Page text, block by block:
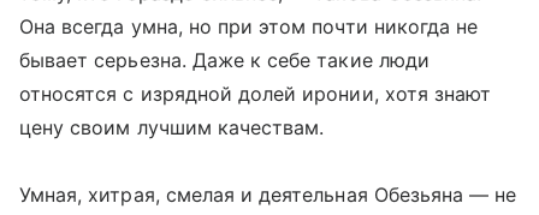
Она всегда умна, но при этом почти никогда не
бывает серьезна. Даже к себе такие люди
относятся с изрядной долей иронии, хотя знают
цену своим лучшим качествам.
Умная, хитрая, смелая и деятельная Обезьяна — не